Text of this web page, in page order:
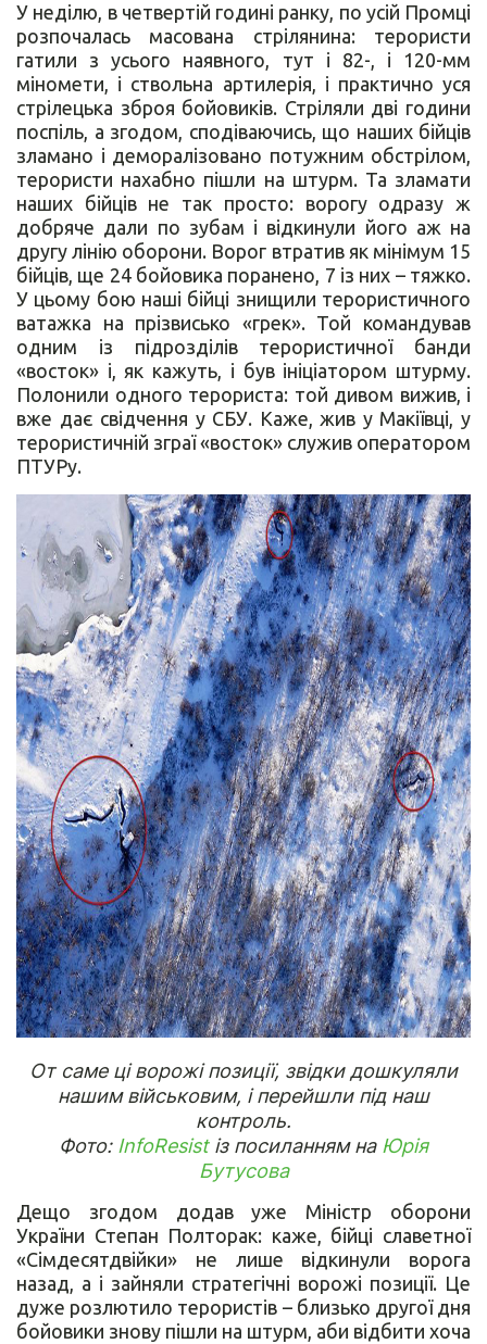
У неділю, в четвертій годині ранку, по усій Промці
розпочалась масована стрілянина: терористи
гатили з усього наявного, тут і 82-, і 120-мм
міномети, і ствольна артилерія, і практично уся
стрілецька зброя бойовиків. Стріляли дві години
поспіль, а згодом, сподіваючись, що наших бійців
зламано і деморалізовано потужним обстрілом,
терористи нахабно пішли на штурм. Та зламати
наших бійців не так просто: ворогу одразу ж
добряче дали по зубам і відкинули його аж на
другу лінію оборони. Ворог втратив як мінімум 15
бійців, ще 24 бойовика поранено, 7 із них – тяжко.
У цьому бою наші бійці знищили терористичного
ватажка на прізвисько «грек». Той командував
одним із підрозділів терористичної банди
«восток» і, як кажуть, і був ініціатором штурму.
Полонили одного терориста: той дивом вижив, і
вже дає свідчення у СБУ. Каже, жив у Макіївці, у
терористичній зграї «восток» служив оператором
ПТУРу.
От саме ці ворожі позиції, звідки дошкуляли
нашим військовим, і перейшли під наш
контроль.
Фото: InfoResistіз посиланням на Юрія
Бутусова
Дещо згодом додав уже Міністр оборони
України Степан Полторак: каже, бійці славетної
«Сімдесятдвійки» не лише відкинули ворога
назад, а і зайняли стратегічні ворожі позиції. Це
дуже розлютило терористів – близько другої дня
бойовики знову пішли на штурм, аби відбити хоча